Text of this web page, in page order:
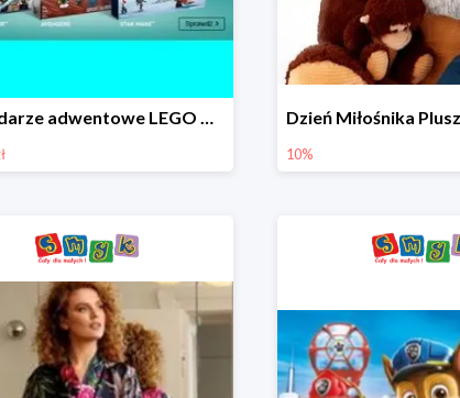
Kalendarze adwentowe LEGO w Smyku w super cenie
10%